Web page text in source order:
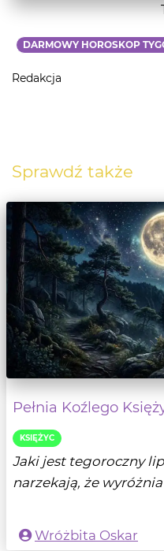
DARMOWY HOROSKOP
Redakcja
Sprawdź także
Pełnia Koźlego
KSIĘŻYC
Jaki jest tegoroczny
narzekają, że
Wróżbita Oskar